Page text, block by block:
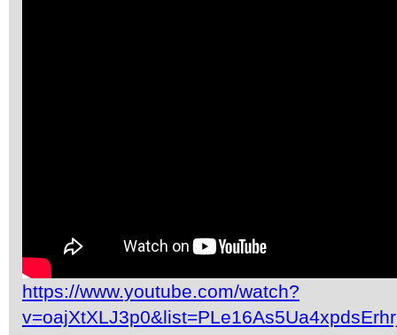
https://www.youtube.com/watch?